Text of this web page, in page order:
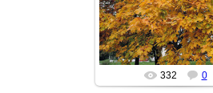
Okora
332 0